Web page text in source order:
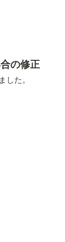
の修正
た。